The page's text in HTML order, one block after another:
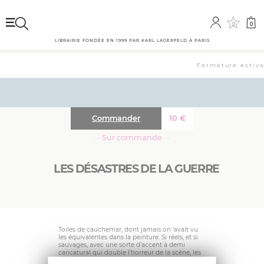
0 0
LIBRAIRIE FONDÉE EN 1999 PAR KARL LAGERFELD À PARIS
Fermeture
LES DÉSASTRES DE LA GUERRE
10 €
Commander
··· Sur commande ···
Toiles de cauchemar, dont jamais on ‘avait vu
les équivalentes dans la peinture. Si réels, et si
sauvages, avec une sorte d’accent à demi
caricatural qui double l’horreur de la scène, les